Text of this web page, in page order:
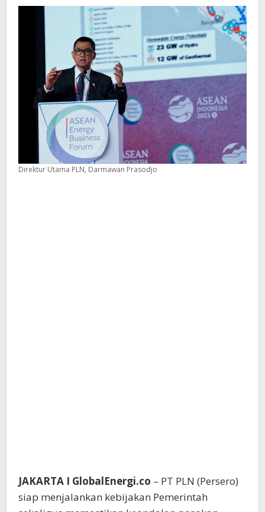
Andal
Direktur Utama PLN, Darmawan Prasodjo
JAKARTA I GlobalEnergi.co – PT PLN (Persero)
siap menjalankan kebijakan Pemerintah